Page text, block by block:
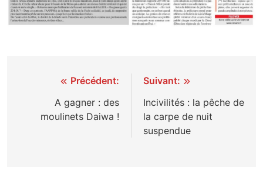
Navigation
l’article
Précédent:
A gagner : des
moulinets Daiwa !
Suivant:
Incivilités : la pêche de
la carpe de nuit
suspendue